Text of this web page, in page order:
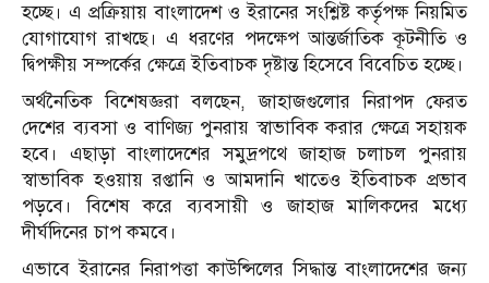
হচ্ছে। এ প্রক্রিয়ায় বাংলাদেশ ও ইরানের সংশ্লিষ্ট কর্তৃপক্ষ নিয়মিত
যোগাযোগ রাখছে। এ ধরণের পদক্ষেপ আন্তর্জাতিক কূটনীতি ও
দ্বিপক্ষীয় সম্পর্কের ক্ষেত্রে ইতিবাচক দৃষ্টান্ত হিসেবে বিবেচিত হচ্ছে।
অর্থনৈতিক বিশেষজ্ঞরা বলছেন, জাহাজগুলোর নিরাপদ ফেরত
দেশের ব্যবসা ও বাণিজ্য পুনরায় স্বাভাবিক করার ক্ষেত্রে সহায়ক
হবে। এছাড়া বাংলাদেশের সমুদ্রপথে জাহাজ চলাচল পুনরায়
স্বাভাবিক হওয়ায় রপ্তানি ও আমদানি খাতেও ইতিবাচক প্রভাব
পড়বে। বিশেষ করে ব্যবসায়ী ও জাহাজ মালিকদের মধ্যে
দীর্ঘদিনের চাপ কমবে।
এভাবে ইরানের নিরাপত্তা কাউন্সিলের সিদ্ধান্ত বাংলাদেশের জন্য